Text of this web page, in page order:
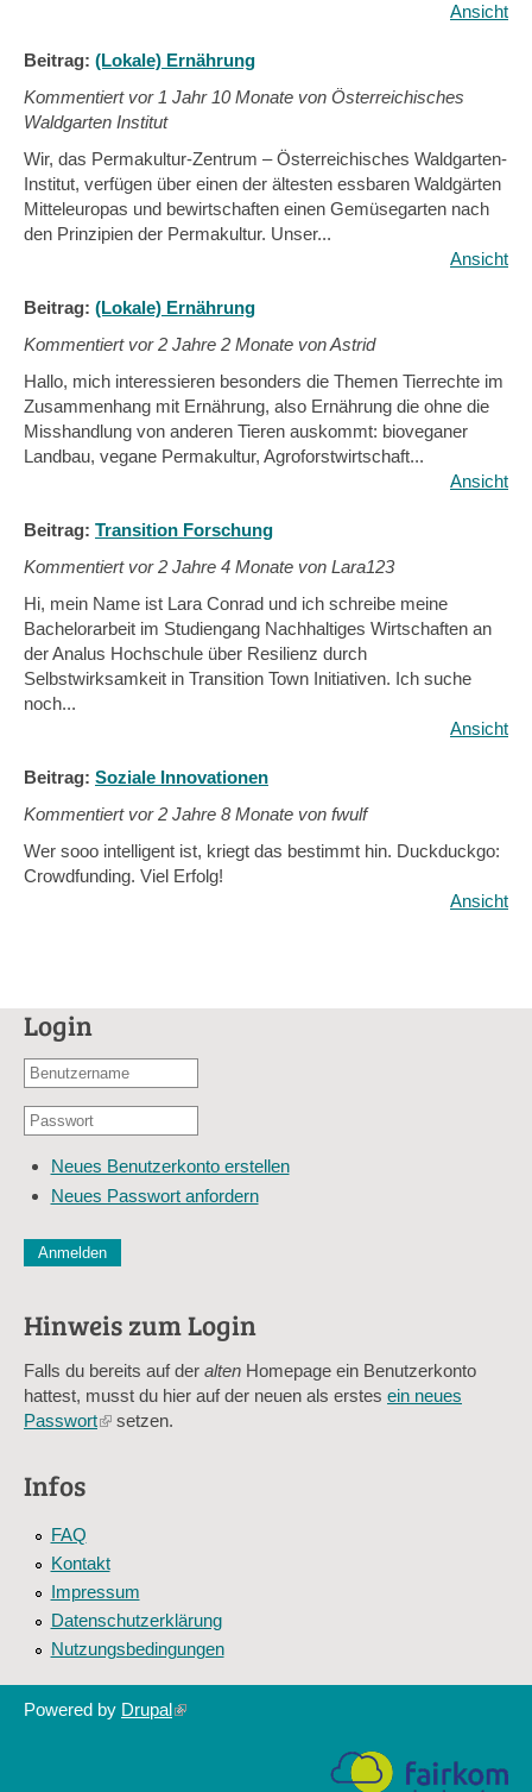
Ansicht
Beitrag: (Lokale) Ernährung
Kommentiert vor 1 Jahr 10 Monate von Österreichisches
Waldgarten Institut
Wir, das Permakultur-Zentrum – Österreichisches Waldgarten-
Institut, verfügen über einen der ältesten essbaren Waldgärten
Mitteleuropas und bewirtschaften einen Gemüsegarten nach
den Prinzipien der Permakultur. Unser...
Ansicht
Beitrag: (Lokale) Ernährung
Kommentiert vor2 Jahre 2 Monate von Astrid
Hallo, mich interessieren besonders die Themen Tierrechte im
Zusammenhang mit Ernährung, also Ernährung die ohne die
Misshandlung von anderen Tieren auskommt: bioveganer
Landbau, vegane Permakultur, Agroforstwirtschaft...
Ansicht
Beitrag: Transition Forschung
Kommentiert vor2 Jahre 4 Monate von Lara123
Hi, mein Name ist Lara Conrad und ich schreibe meine
Bachelorarbeit im Studiengang Nachhaltiges Wirtschaften an
der Analus Hochschule über Resilienz durch
Selbstwirksamkeit in Transition Town Initiativen. Ich suche
noch...
Ansicht
Beitrag: Soziale Innovationen
Kommentiert vor2 Jahre 8 Monate von fwulf
Wer sooo intelligent ist, kriegt das bestimmt hin. Duckduckgo:
Crowdfunding. Viel Erfolg!
Ansicht
Login
Benutzername
E-
Adresse
Passwort
Neues Benutzerkonto erstellen
Neues Passwort anfordern
Diese Sicherheitsfrage überprüft, ob Sie ein menschlicher
Sag mir nicht, wie viele Sternlein stehen
Hinweis zum Login
Falls du bereits auf der alten Homepage ein Benutzerkonto
hattest, musst du hier auf der neuen als erstes ein neues
Passwort(linksetzen.
Infos
FAQ
Kontakt
Impressum
Datenschutzerklärung
Nutzungsbedingungen
Powered by Drupal(link